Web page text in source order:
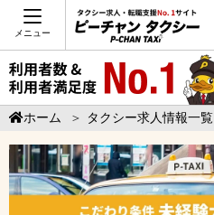
メニュー
ホーム ＞ タクシー求人情報一覧